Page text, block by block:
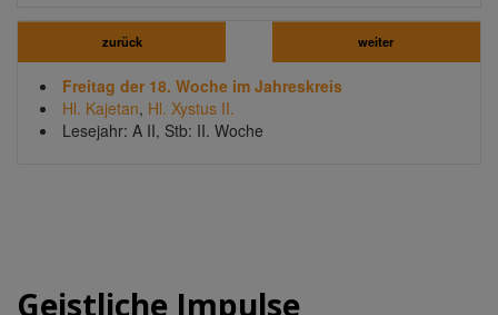
zurück weiter
Freitag der 18. Woche im Jahreskreis
Hl. Kajetan, Hl. Xystus II.
Lesejahr: A II, Stb: II. Woche
Geistliche Impulse